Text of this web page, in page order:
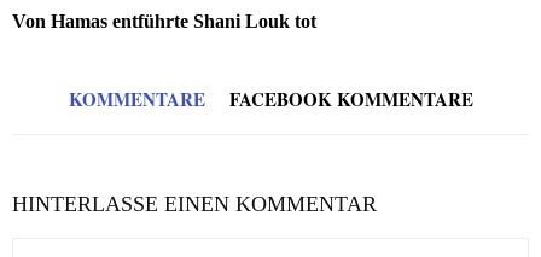
Von Hamas entführte Shani Louk tot
KOMMENTARE FACEBOOK KOMMENTARE
HINTERLASSE EINEN KOMMENTAR